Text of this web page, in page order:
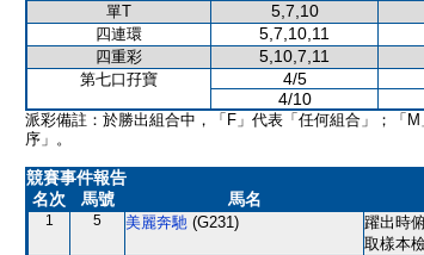
單T 5,7,10
四連環 5,7,10,11
四重彩 5,10,7,11
第七口孖寶 4/5
4/10
派彩備註：於勝出組合中，「F」代表「任何組合」；「
序」。
競賽事件報告
名次
馬號 馬名
1 5 美麗奔馳 (G231)
躍出時
取樣本檢